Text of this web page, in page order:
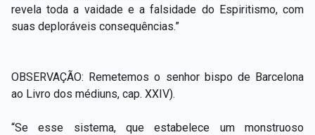
revela toda a vaidade e a falsidade do Espiritismo, com
suas deploráveis consequências.”
OBSERVAÇÃO: Remetemos o senhor bispo de Barcelona
ao Livro dos médiuns, cap. XXIV).
“Se esse sistema, que estabelece um monstruoso